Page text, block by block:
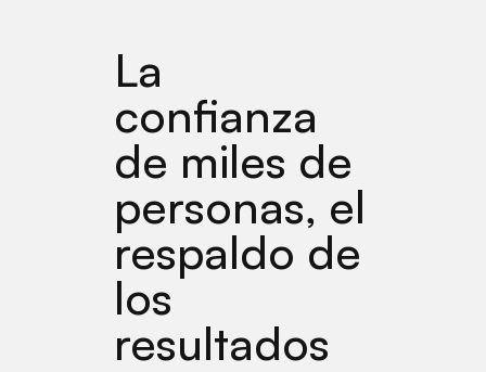
La
confianza
de miles de
personas, el
respaldo de
los
resultados